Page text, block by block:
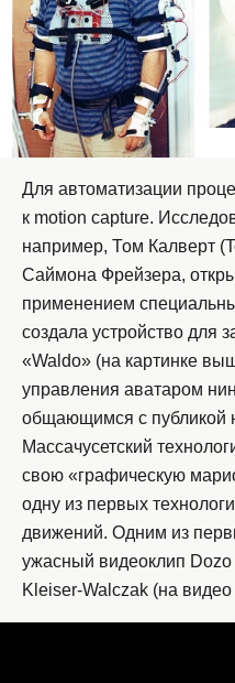
Для автоматизации
к motion capture.
например, Том Калверт
Саймона Фрейзера,
применением
создала устройство для
«Waldo» (на картинке
управления аватаром
общающимся с публикой
Массачусетский
свою «графическую
одну из первых
движений. Одним из
ужасный видеоклип
Kleiser-Walczak (на